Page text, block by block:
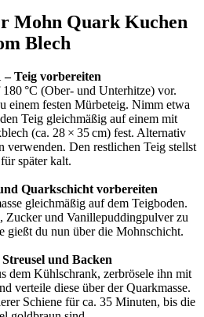
Mohn Quark Kuchen
Blech
– Teig vorbereiten
°C (Ober- und Unterhitze) vor.
einem festen Mürbeteig. Nimm etwa
Teig gleichmäßig auf einem mit
(ca. 28 × 35 cm) fest. Alternativ
verwenden. Den restlichen Teig stellst
später kalt.
Quarkschicht vorbereiten
gleichmäßig auf dem Teigboden.
Zucker und Vanillepuddingpulver zu
gießt du nun über die Mohnschicht.
und Backen
dem Kühlschrank, zerbrösele ihn mit
verteile diese über der Quarkmasse.
Schiene für ca. 35 Minuten, bis die